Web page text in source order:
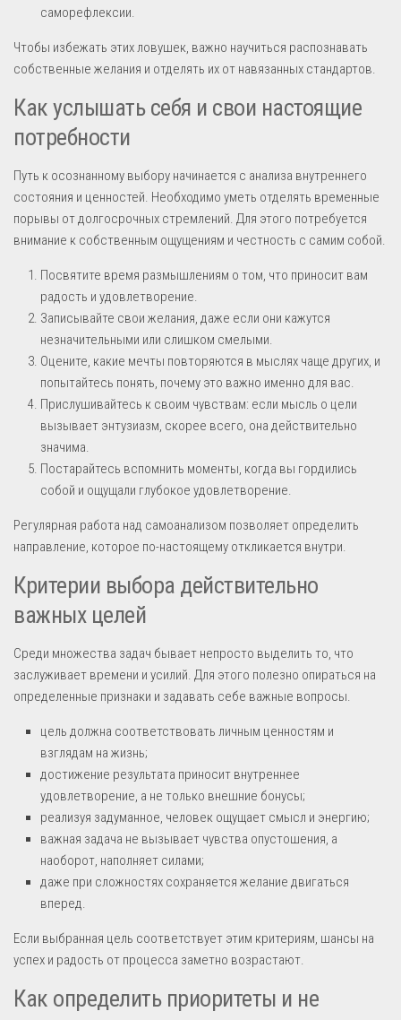
саморефлексии.
Чтобы избежать этих ловушек, важно научиться распознавать
собственные желания и отделять их от навязанных стандартов.
Как услышать себя и свои настоящие
потребности
Путь к осознанному выбору начинается с анализа внутреннего
состояния и ценностей. Необходимо уметь отделять временные
порывы от долгосрочных стремлений. Для этого потребуется
внимание к собственным ощущениям и честность с самим собой.
Посвятите время размышлениям о том, что приносит вам
радость и удовлетворение.
Записывайте свои желания, даже если они кажутся
незначительными или слишком смелыми.
Оцените, какие мечты повторяются в мыслях чаще других, и
попытайтесь понять, почему это важно именно для вас.
Прислушивайтесь к своим чувствам: если мысль о цели
вызывает энтузиазм, скорее всего, она действительно
значима.
Постарайтесь вспомнить моменты, когда вы гордились
собой и ощущали глубокое удовлетворение.
Регулярная работа над самоанализом позволяет определить
направление, которое по-настоящему откликается внутри.
Критерии выбора действительно
важных целей
Среди множества задач бывает непросто выделить то, что
заслуживает времени и усилий. Для этого полезно опираться на
определенные признаки и задавать себе важные вопросы.
цель должна соответствовать личным ценностям и
взглядам на жизнь;
достижение результата приносит внутреннее
удовлетворение, а не только внешние бонусы;
реализуя задуманное, человек ощущает смысл и энергию;
важная задача не вызывает чувства опустошения, а
наоборот, наполняет силами;
даже при сложностях сохраняется желание двигаться
вперед.
Если выбранная цель соответствует этим критериям, шансы на
успех и радость от процесса заметно возрастают.
Как определить приоритеты и не